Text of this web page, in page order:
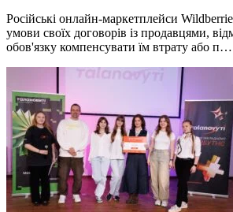
Російські онлайн-маркетплейси
умови своїх договорів із продавцями,
обов'язку компенсувати їм втрату або п…